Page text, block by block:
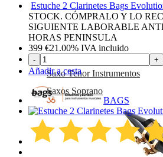
Saxo Tenor Instrumentos
Saxos Soprano
Estuche 2 Clarinetes Bags
STOCK. CÓMPRALO Y LO
SIGUIENTE LABORABLE
HORAS PENINSULA
399 €21.00% IVA incluido
- +
Añadir a cesta
BAGS